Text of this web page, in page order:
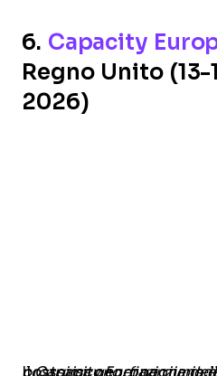
6. Capacity
Regno Unito
2026)
Il
Capacity Europe riunisce le aziende che costruiscono, finanziano e